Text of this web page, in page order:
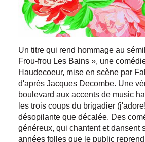
Un titre qui rend hommage au
Frou-frou Les Bains », une
Haudecoeur, mise en scène par
d'après Jacques Decombe. Une
boulevard aux accents de music
les trois coups du brigadier
désopilante que décalée. Des
généreux, qui chantent et dansent
années folles que le public